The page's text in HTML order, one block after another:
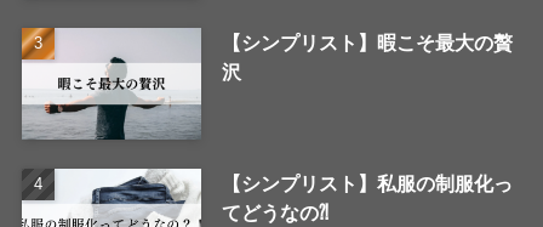
【シンプリスト】暇こそ最大の贅
沢
【シンプリスト】私服の制服化っ
てどうなの⁈